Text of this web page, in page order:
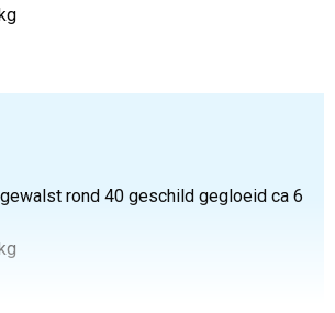
rond 40 geschild gegloeid ca 6